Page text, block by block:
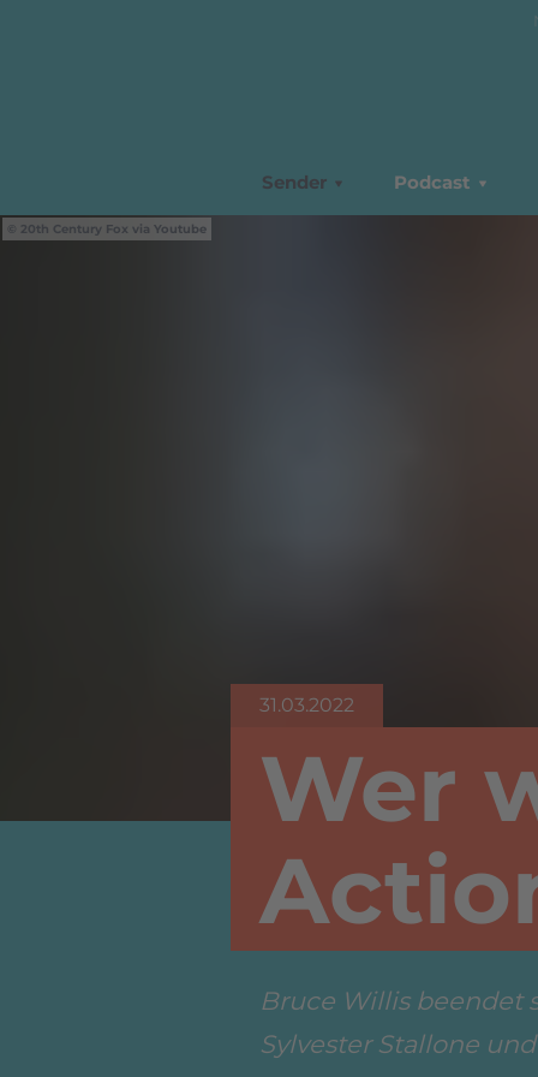
Sender Podcast
20th Century Fox via Youtube
31.03.2022
Wer
Bruce Willis beendet
Sylvester Stallone